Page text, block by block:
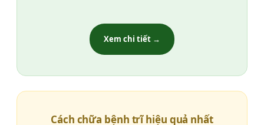
Xem chi tiết →
Cách chữa bệnh trĩ hiệu quả nhất